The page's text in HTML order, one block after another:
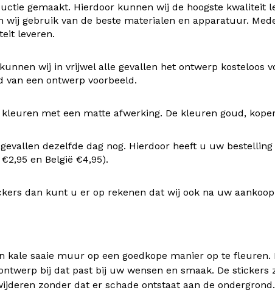
gemaakt. Hierdoor kunnen wij de hoogste kwaliteit
gebruik van de beste materialen en apparatuur.
leveren.
wij in vrijwel alle gevallen het ontwerp kosteloos
van een ontwerp voorbeeld.
met een matte afwerking. De kleuren goud,
dezelfde dag nog. Hierdoor heeft u uw
en België €4,95).
dan kunt u er op rekenen dat wij ook na uw
kale saaie muur op een goedkope manier op te
bij dat past bij uw wensen en smaak. De stickers
zonder dat er schade ontstaat aan de ondergrond.